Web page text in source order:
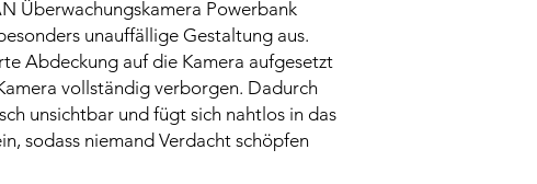
Überwachungskamera Powerbank
unauffällige Gestaltung aus.
Abdeckung auf die Kamera aufgesetzt
vollständig verborgen. Dadurch
unsichtbar und fügt sich nahtlos in das
sodass niemand Verdacht schöpfen